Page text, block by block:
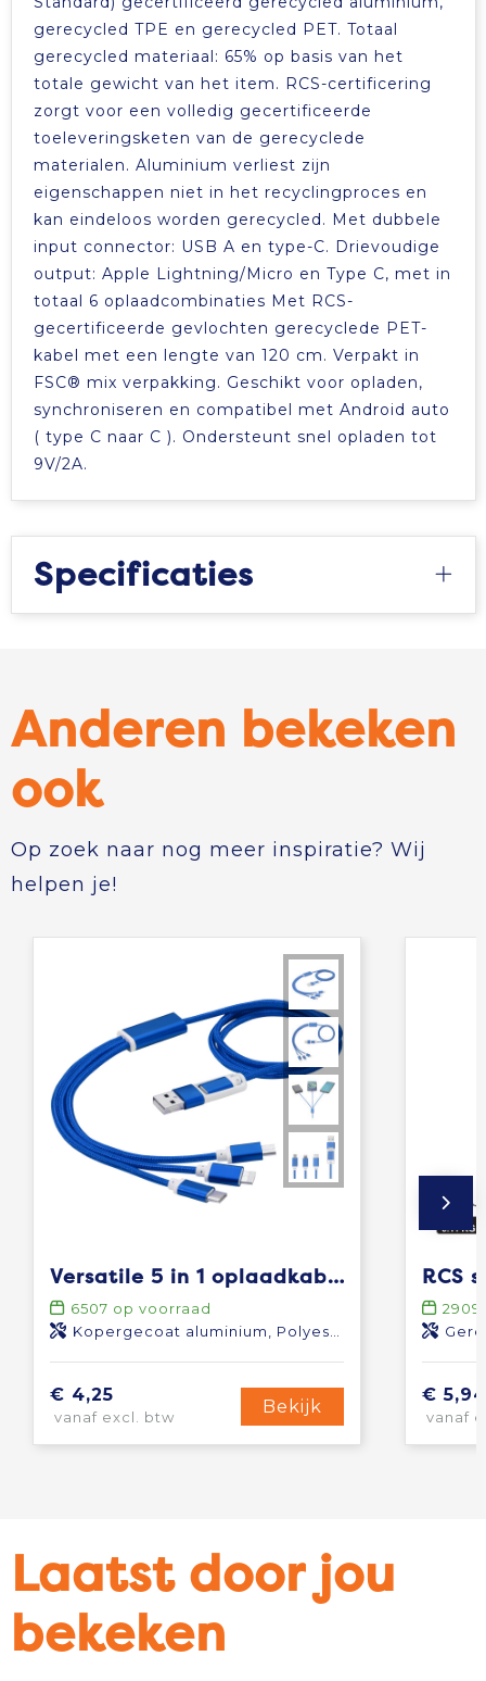
gerecycled TPE en gerecycled PET. Totaal
gerecycled materiaal: 65% op basis van het
totale gewicht van het item. RCS-certificering
zorgt voor een volledig gecertificeerde
toeleveringsketen van de gerecyclede
materialen. Aluminium verliest zijn
eigenschappen niet in het recyclingproces en
kan eindeloos worden gerecycled. Met dubbele
input connector: USB A en type-C. Drievoudige
output: Apple Lightning/Micro en Type C, met in
totaal 6 oplaadcombinaties Met RCS-
gecertificeerde gevlochten gerecyclede PET-
kabel met een lengte van 120 cm. Verpakt in
FSC® mix verpakking. Geschikt voor opladen,
synchroniseren en compatibel met Android auto
( type C naar C ). Ondersteunt snel opladen tot
9V/2A.
Specificaties
Anderen bekeken
ook
Op zoek naar nog meer inspiratie? Wij
helpen je!
Versatile 5 in 1 oplaadkabel
6507 op voorraad
Kopergecoat aluminium, Polyester
€ 4,25
vanaf excl. btw
Bekijk
2909
€ 5,94
vanaf
Laatst door jou
bekeken